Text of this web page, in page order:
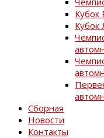
Кубок
Кубок
Сборная
Новости
Контакты